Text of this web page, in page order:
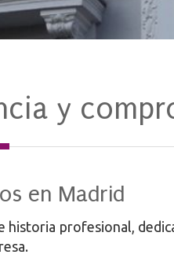
y
en Madrid
historia profesional,